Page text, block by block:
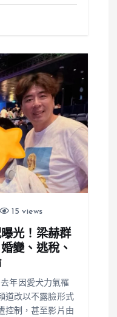
15 views
光！梁赫群
變、逃稅、
年因愛犬力氣罹
道改以不露臉形式
控制，甚至影片由